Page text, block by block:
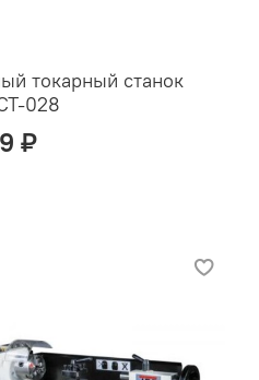
токарный станок
028
₽